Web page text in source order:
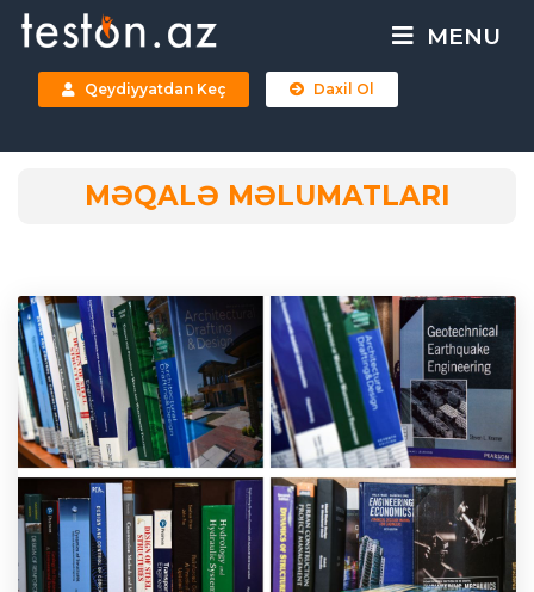
MENU
Qeydiyyatdan Keç Daxil Ol
MƏQALƏ MƏLUMATLARI